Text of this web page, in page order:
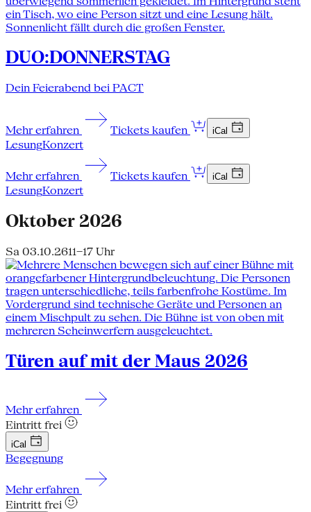
DUO:DONNERSTAG
Dein Feierabend bei PACT
Mehr erfahren Tickets kaufen iCal
LesungKonzert
Mehr erfahren Tickets kaufen iCal
LesungKonzert
Oktober 2026
Sa 03.10.2611–17 Uhr
Türen auf mit der Maus 2026
Mehr erfahren
Eintritt frei
iCal
Begegnung
Mehr erfahren
Eintritt frei